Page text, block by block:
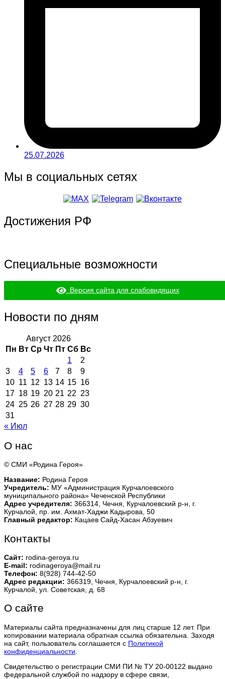
25.07.2026
Мы в социальных сетях
Достижения РФ
Специальные возможности
Версия сайта для слабовидящих
Новости по дням
Август 2026
Пн Вт Ср Чт Пт Сб Вс
1
2
3
4 5 6 7 8
9
10 11 12 13 14 15 16
17 18 19 20 21 22 23
24 25 26 27 28 29 30
31
« Июл
О нас
© СМИ «Родина Героя»
Название: Родина Героя
Учредитель: МУ «Администрация Курчалоевского
муниципального района» Чеченской Республики
Адрес учредителя: 366314, Чечня, Курчалоевский р-н, г.
Курчалой, пр. им. Ахмат-Хаджи Кадырова, 50
Главный редактор: Кацаев Сайд-Хасан Абзуевич
Контакты
Сайт: rodina-geroya.ru
E-mail: rodinageroya@mail.ru
Телефон: 8(928) 744-42-50
Адрес редакции: 366319, Чечня, Курчалоевский р-н, г.
Курчалой, ул. Советская, д. 68
О сайте
Материалы сайта предназначены для лиц старше 12 лет. При
копировании материала обратная ссылка обязательна. Заходя
на сайт, пользователь соглашается с Политикой
конфиденциальности